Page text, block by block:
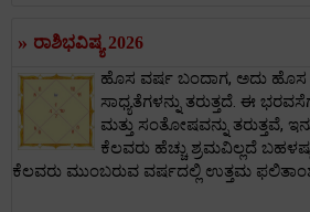
» ರಾಶಿಭವಿಷ್ಯ 2026
ಹೊಸ ವರ್ಷ ಬಂದಾಗ, ಅದು ಹೊಸ
ಸಾಧ್ಯತೆಗಳನ್ನು ತರುತ್ತದೆ. ಈ
ಮತ್ತು ಸಂತೋಷವನ್ನು ತರುತ್ತವೆ,
ಕೆಲವರು ಹೆಚ್ಚು ಶ್ರಮವಿಲ್ಲದೆ
ಕೆಲವರು ಮುಂಬರುವ ವರ್ಷದಲ್ಲಿ ಉತ್ತಮ